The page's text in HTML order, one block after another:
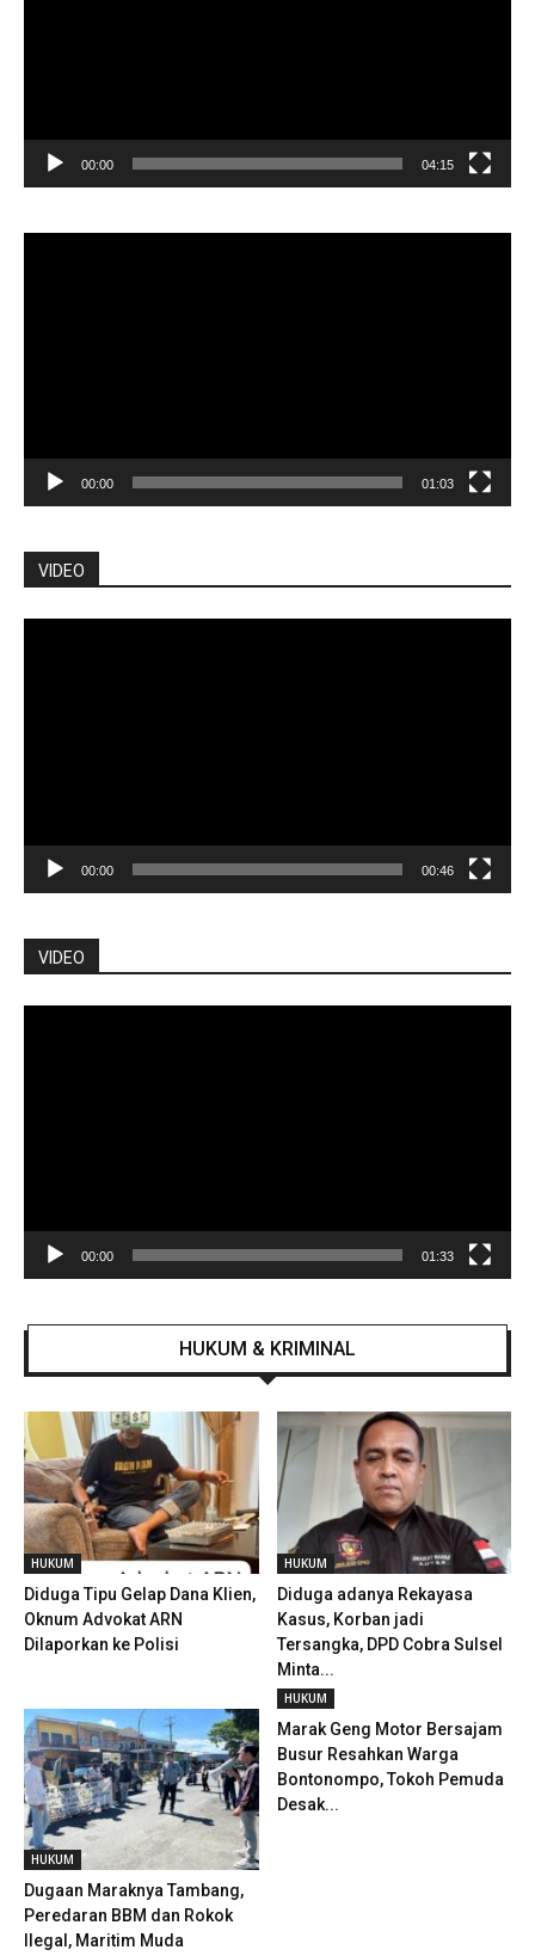
00:00 04:15
00:00 01:03
VIDEO
00:00 00:46
VIDEO
00:00 01:33
HUKUM & KRIMINAL
HUKUM
Diduga Tipu Gelap Dana Klien,
Oknum Advokat ARN
Dilaporkan ke Polisi
HUKUM
Diduga adanya Rekayasa
Kasus, Korban jadi
Tersangka, DPD Cobra Sulsel
Minta...
HUKUM
Dugaan Maraknya Tambang,
Peredaran BBM dan Rokok
Ilegal, Maritim Muda
HUKUM
Marak Geng Motor Bersajam
Busur Resahkan Warga
Bontonompo, Tokoh Pemuda
Desak...